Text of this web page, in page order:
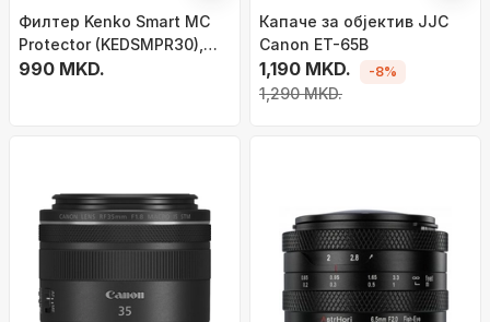
Филтер Kenko Smart MC
Protector (KEDSMPR30),
30mm
990 MKD.
Капаче за објектив JJC
Canon ET-65B
1,190 MKD.
1,290 MKD.
-8%